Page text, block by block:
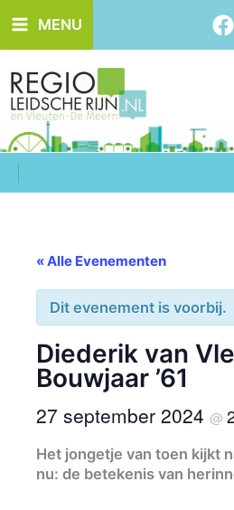
naar
de
inhoud
MENU
« Alle Evenementen
Dit evenement is voorbij.
Diederik van
Bouwjaar ’61
27 september 2024 @
Het jongetje van toen kijkt
nu: de betekenis van